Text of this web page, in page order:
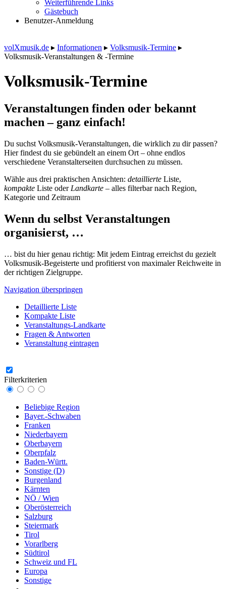
Weiterführende Links
Gästebuch
Benutzer-Anmeldung
volXmusik.de ▸ Informationen ▸ Volksmusik-Termine ▸
Volksmusik-Veranstaltungen & -Termine
Volksmusik-Termine
Veranstaltungen finden oder bekannt
machen – ganz einfach!
Du suchst Volksmusik-Veranstaltungen, die wirklich zu dir passen?
Hier findest du sie gebündelt an einem Ort – ohne endlos
verschiedene Veranstalterseiten durchsuchen zu müssen.
Wähle aus drei praktischen Ansichten: detaillierte Liste,
kompakte Liste oder Landkarte – alles filterbar nach Region,
Kategorie und Zeitraum
Wenn du selbst Veranstaltungen
organisierst, …
… bist du hier genau richtig: Mit jedem Eintrag erreichst du gezielt
Volksmusik-Begeisterte und profitierst von maximaler Reichweite in
der richtigen Zielgruppe.
Navigation überspringen
Detaillierte Liste
Kompakte Liste
Veranstaltungs-Landkarte
Fragen & Antworten
Veranstaltung eintragen
Filterkriterien
Beliebige Region
Bayer.-Schwaben
Franken
Niederbayern
Oberbayern
Oberpfalz
Baden-Württ.
Sonstige (D)
Burgenland
Kärnten
NÖ / Wien
Oberösterreich
Salzburg
Steiermark
Tirol
Vorarlberg
Südtirol
Schweiz und FL
Europa
Sonstige